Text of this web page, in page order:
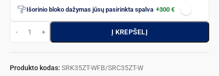
Išorinio bloko dažymas jūsų pasirinkta spalva +300 €
Į KREPŠELĮ
Produkto kodas: SRK35ZT-WFB/SRC35ZT-W